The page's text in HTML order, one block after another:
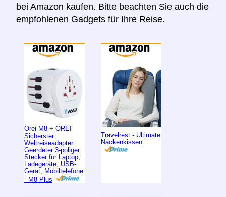
bei Amazon kaufen. Bitte beachten Sie auch die
empfohlenen Gadgets für Ihre Reise.
Orei M8 + OREI
Sicherster
Weltreiseadapter
Geerdeter 3-poliger
Stecker für Laptop,
Ladegeräte, USB-
Gerät, Mobiltelefone
- M8 Plus
Travelrest - Ultimate
Nackenkissen